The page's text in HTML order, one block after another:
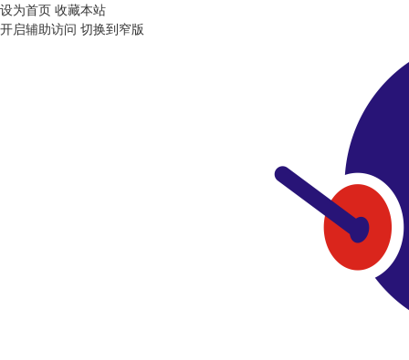
设为首页 收藏本站
开启辅助访问 切换到窄版